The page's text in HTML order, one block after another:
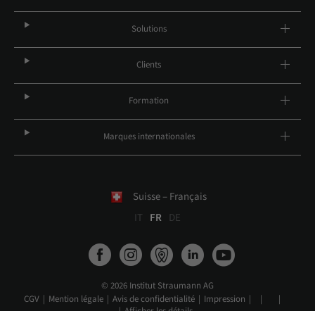
Solutions
Clients
Formation
Marques internationales
Suisse – Français
IT FR DE
© 2026 Institut Straumann AG
CGV
Mention légale Avis de confidentialité
Impression